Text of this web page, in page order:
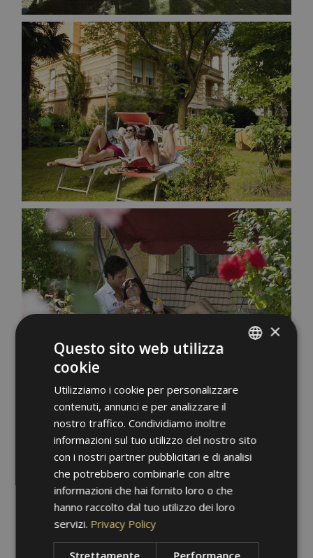
GERMAN
×
Questo sito web utilizza
cookie
Utilizziamo i cookie per personalizzare
contenuti, annunci e per analizzare il
nostro traffico. Condividiamo inoltre
informazioni sul tuo utilizzo del nostro sito
con i nostri partner pubblicitari e di analisi
che potrebbero combinarle con altre
informazioni che hai fornito loro o che
hanno raccolto dal tuo utilizzo dei loro
servizi. Privacy Policy
Strettamente Performance